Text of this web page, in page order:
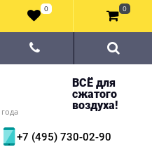
ВСЁ для
сжатого
воздуха!
+7 (495) 730-02-90
0 0